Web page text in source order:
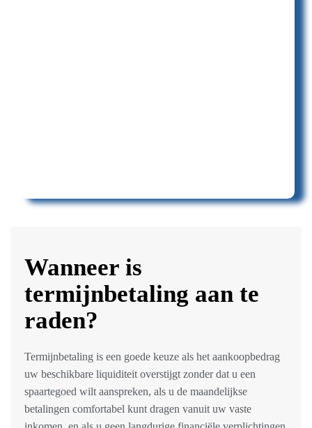
Wanneer is
termijnbetaling aan te
raden?
Termijnbetaling is een goede keuze als het aankoopbedrag
uw beschikbare liquiditeit overstijgt zonder dat u een
spaartegoed wilt aanspreken, als u de maandelijkse
betalingen comfortabel kunt dragen vanuit uw vaste